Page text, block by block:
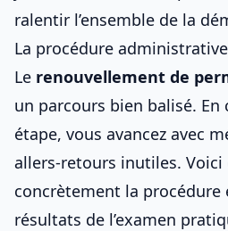
ralentir l’ensemble de la
La procédure
Le renouvellement de
un parcours bien balisé.
étape, vous avancez avec
allers-retours inutiles.
concrètement la procédure
résultats de l’examen